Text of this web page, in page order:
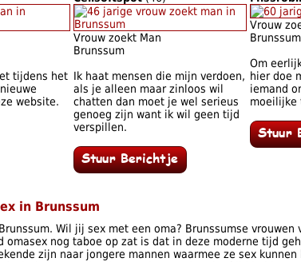
tijdens het
website.
Vrouw zoekt Man
Brunssum
Ik haat mensen die mijn verdoen,
als je alleen maar zinloos wil
chatten dan moet je wel serieus
genoeg zijn want ik wil geen tijd
verspillen.
Vrouw
Brunssum
Om
hier doe
iemand
moeilijke
in Brunssum
Wil jij sex met een oma? Brunssumse
omasex nog taboe op zat is dat in deze moderne tijd
zijn naar jongere mannen waarmee ze sex